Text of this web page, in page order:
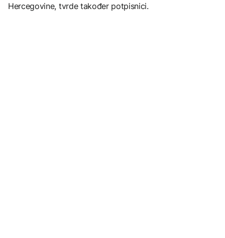
Hercegovine, tvrde također potpisnici.